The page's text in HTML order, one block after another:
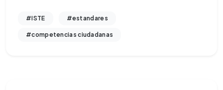
#ISTE #estandares
#competencias ciudadanas